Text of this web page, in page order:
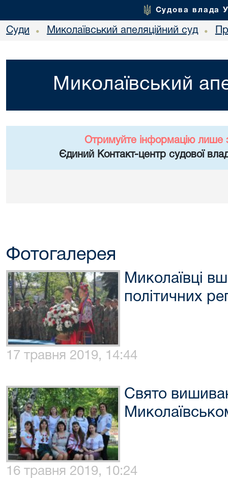
Судова влада
Суди • Миколаївський апеляційний суд •
Миколаївський
Отримуйте інформацію лише
Єдиний Контакт-центр судової
Фотогалерея
Миколаївці
політичних
17 травня 2019, 14:44
Свято
16 травня 2019, 10:24